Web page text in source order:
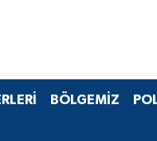
BÖLGEMİZ